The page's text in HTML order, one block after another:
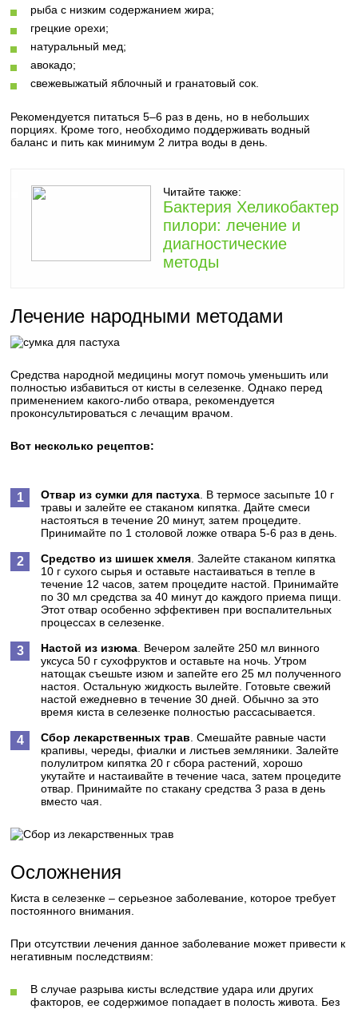
рыба с низким содержанием жира;
грецкие орехи;
натуральный мед;
авокадо;
свежевыжатый яблочный и гранатовый сок.
Рекомендуется питаться 5–6 раз в день, но в небольших
порциях. Кроме того, необходимо поддерживать водный
баланс и пить как минимум 2 литра воды в день.
Читайте также:
Бактерия Хеликобактер
пилори: лечение и
диагностические
методы
Лечение народными методами
Средства народной медицины могут помочь уменьшить или
полностью избавиться от кисты в селезенке. Однако перед
применением какого-либо отвара, рекомендуется
проконсультироваться с лечащим врачом.
Вот несколько рецептов:
Отвар из сумки для пастуха . В термосе засыпьте 10 г
травы и залейте ее стаканом кипятка. Дайте смеси
настояться в течение 20 минут, затем процедите.
Принимайте по 1 столовой ложке отвара 5-6 раз в день.
Средство из шишек хмеля . Залейте стаканом кипятка
10 г сухого сырья и оставьте настаиваться в тепле в
течение 12 часов, затем процедите настой. Принимайте
по 30 мл средства за 40 минут до каждого приема пищи.
Этот отвар особенно эффективен при воспалительных
процессах в селезенке.
Настой из изюма . Вечером залейте 250 мл винного
уксуса 50 г сухофруктов и оставьте на ночь. Утром
натощак съешьте изюм и запейте его 25 мл полученного
настоя. Остальную жидкость вылейте. Готовьте свежий
настой ежедневно в течение 30 дней. Обычно за это
время киста в селезенке полностью рассасывается.
Сбор лекарственных трав . Смешайте равные части
крапивы, череды, фиалки и листьев земляники. Залейте
полулитром кипятка 20 г сбора растений, хорошо
укутайте и настаивайте в течение часа, затем процедите
отвар. Принимайте по стакану средства 3 раза в день
вместо чая.
Осложнения
Киста в селезенке – серьезное заболевание, которое требует
постоянного внимания.
При отсутствии лечения данное заболевание может привести к
негативным последствиям:
В случае разрыва кисты вследствие удара или других
факторов, ее содержимое попадает в полость живота. Без